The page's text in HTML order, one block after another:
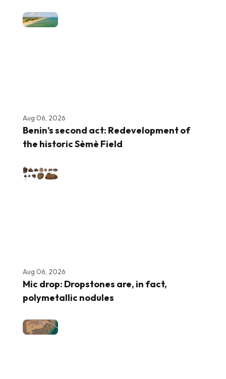
Aug 06, 2026
Benin’s second act: Redevelopment of
the historic Sèmè Field
Aug 06, 2026
Mic drop: Dropstones are, in fact,
polymetallic nodules